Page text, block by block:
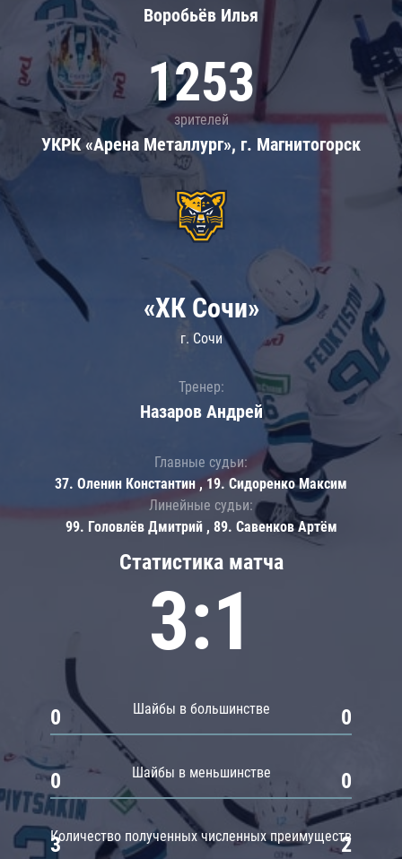
Воробьёв Илья
1253
зрителей
УКРК «Арена Металлург», г. Магнитогорск
Статистика матча
3:1
Шайбы в большинстве
0 0
Шайбы в меньшинстве
0 0
Количество полученных численных преимуществ
3 2
«ХК Сочи»
г. Сочи
Тренер:
Назаров Андрей
Главные судьи:
37. Оленин Константин , 19. Сидоренко Максим
Линейные судьи:
99. Головлёв Дмитрий , 89. Савенков Артём